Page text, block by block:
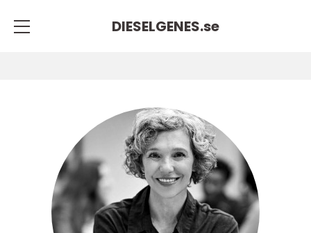
DIESELGENES.se